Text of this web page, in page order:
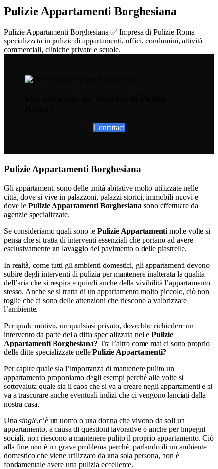
Pulizie Appartamenti Borghesiana
Pulizie Appartamenti Borghesiana ✅ Impresa di Pulizie Roma
specializzata in pulizie di appartamenti, uffici, condomini, attività
commerciali, cliniche private e scuole.
Contattaci
Pulizie Appartamenti Borghesiana
Gli appartamenti sono delle unità abitative molto utilizzate nelle
città, dove si vive in palazzoni, palazzi storici, immobili nuovi e
dove le Pulizie Appartamenti Borghesiana sono effettuare da
agenzie specializzate.
Se consideriamo quali sono le Pulizie Appartamenti molte volte si
pensa che si tratta di interventi essenziali che portano ad avere
esclusivamente un lavaggio del pavimento o delle piastrelle.
In realtà, come tutti gli ambienti domestici, gli appartamenti devono
subire degli interventi di pulizia per mantenere inalterata la qualità
dell’aria che si respira e quindi anche della vivibilità l’appartamento
stesso. Anche se si tratta di un appartamento molto piccolo, ciò non
toglie che ci sono delle attenzioni che riescono a valorizzare
l’ambiente.
Per quale motivo, un qualsiasi privato, dovrebbe richiedere un
intervento da parte della ditta specializzata nelle Pulizie
Appartamenti Borghesiana? Tra l’altro come mai ci sono proprio
delle ditte specializzate nelle Pulizie Appartamenti?
Per capire quale sia l’importanza di mantenere pulito un
appartamento proponiamo degli esempi perché alle volte si
sottovaluta quale sia il caos che si va a creare negli appartamenti e si
va a trascurare anche eventuali indizi che ci vengono lanciati dalla
nostra casa.
Una single,c’è un uomo o una donna che vivono da soli un
appartamento, a causa di questioni lavorative o anche per impegni
sociali, non riescono a mantenere pulito il proprio appartamento. Ciò
alla fine non è un grave problema perché, parlando di un ambiente
domestico che viene utilizzato da una sola persona, non è
fondamentale avere una pulizia eccellente.